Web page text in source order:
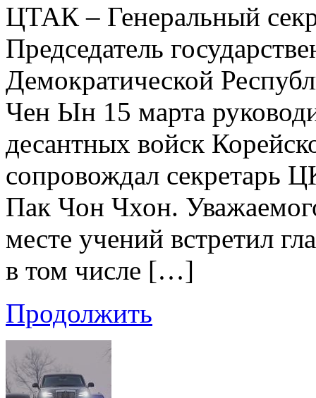
ЦТАК – Генеральный
Председатель
Демократической
Чен Ын 15 марта
десантных войск
сопровождал секретарь
Пак Чон Чхон.
месте учений встретил
в том числе […]
Продолжить